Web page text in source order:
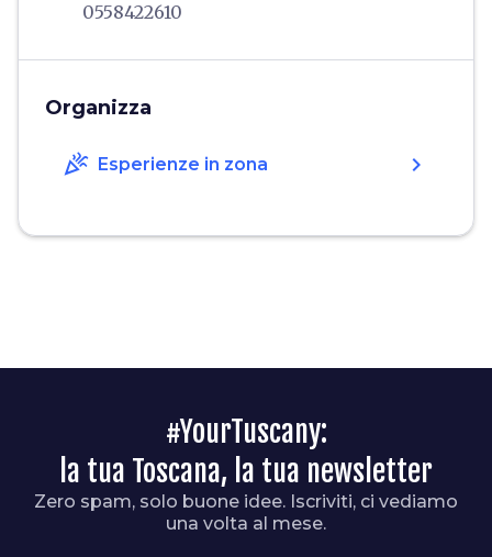
0558422610
Organizza
celebration Esperienze in zona chevron_right
#YourTuscany:
la tua Toscana, la tua newsletter
Zero spam, solo buone idee. Iscriviti, ci vediamo
una volta al mese.